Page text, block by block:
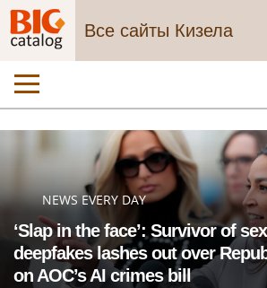
Все сайты Кизела
NEWS EVERY DAY
‘Slap in the face’: Survivor of
deepfakes lashes out over
on AOC’s AI crimes bill